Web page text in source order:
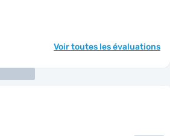
Voir toutes les évaluations